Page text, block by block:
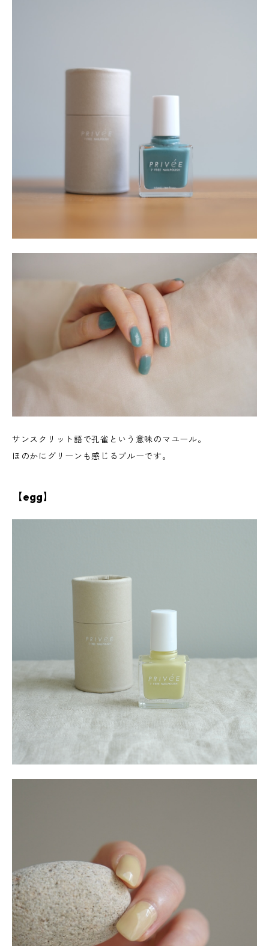
サンスクリット語で孔雀という意味のマユール。
ほのかにグリーンも感じるブルーです。
【egg】